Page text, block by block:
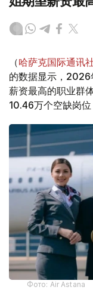
（哈萨克国际通讯
的数据显示，2026
薪资最高的职业群
10.46万个空缺岗位
Фото: Air Astana